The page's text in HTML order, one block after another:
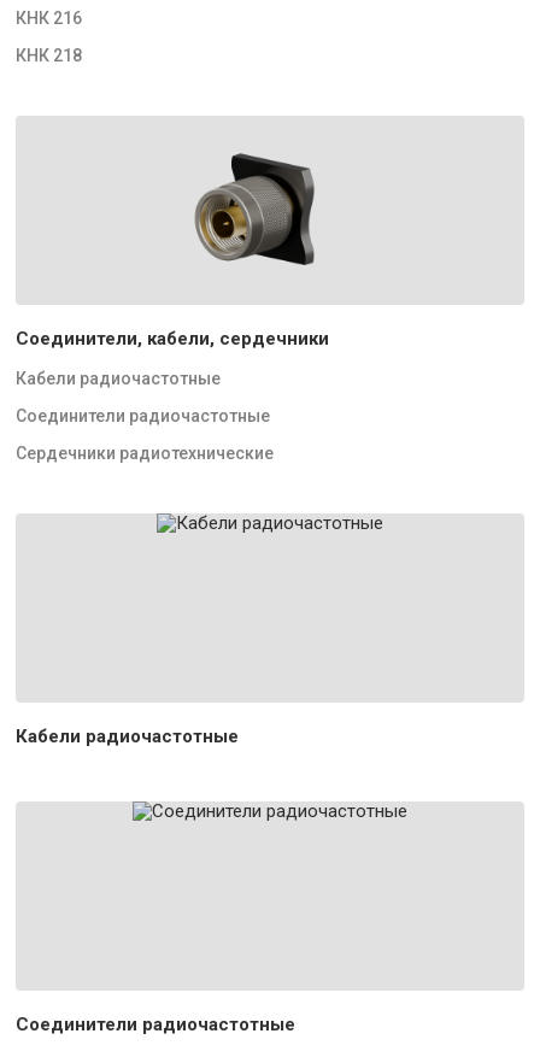
КНК 216
КНК 218
Соединители, кабели, сердечники
Кабели радиочастотные
Соединители радиочастотные
Сердечники радиотехнические
Кабели радиочастотные
Соединители радиочастотные